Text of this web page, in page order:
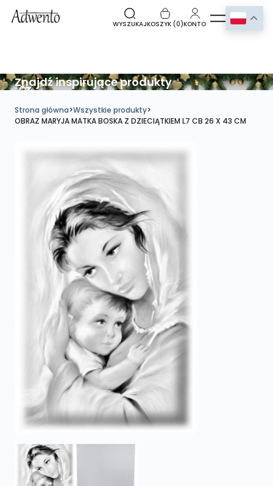
WYSZUKAJKOSZYK (0)KONTO
Znajdź inspirujące produkty
Strona główna>Wszystkie produkty>
OBRAZ MARYJA MATKA BOSKA Z DZIECIĄTKIEM L7 CB 26 X 43 CM